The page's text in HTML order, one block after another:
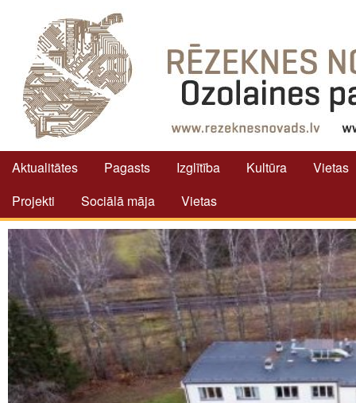
Aktualitātes Pagasts Izglītība Kultūra
Vietas
Projekti
Sociālā māja Vietas